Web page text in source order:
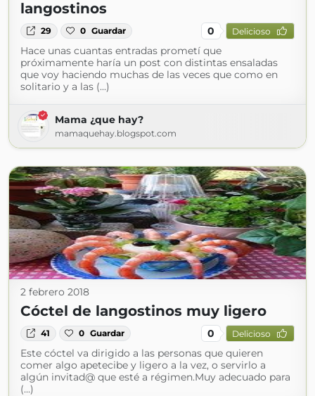
langostinos
29 0 Guardar 0 Delicioso
Hace unas cuantas entradas prometí que
próximamente haría un post con distintas ensaladas
que voy haciendo muchas de las veces que como en
solitario y a las (...)
Mama ¿que hay?
mamaquehay.blogspot.com
2 febrero 2018
Cóctel de langostinos muy ligero
41 0 Guardar 0 Delicioso
Este cóctel va dirigido a las personas que quieren
comer algo apetecibe y ligero a la vez, o servirlo a
algún invitad@ que esté a régimen.Muy adecuado para
(...)